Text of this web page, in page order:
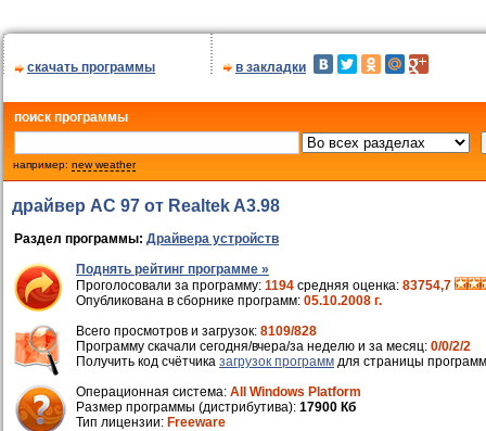
скачать программы в закладки
поиск программы
например: new weather
драйвер AC 97 от Realtek A3.98
Раздел программы: Драйвера устройств
Поднять рейтинг программе »
Проголосовали за программу: 1194 средняя оценка: 83754,7
Опубликована в сборнике программ: 05.10.2008 г.
Всего просмотров и загрузок: 8109/828
Программу скачали сегодня/вчера/за неделю и за месяц: 0/0/2/2
Получить код счётчика загрузок программ для страницы
Операционная система: All Windows Platform
Размер программы (дистрибутива): 17900 Кб
Тип лицензии: Freeware